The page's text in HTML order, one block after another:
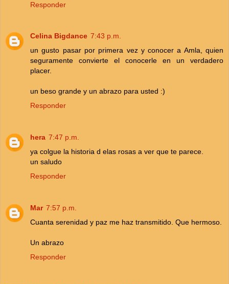
Responder
Celina Bigdance 7:43 p.m.
un gusto pasar por primera vez y conocer a Amla, quien
seguramente convierte el conocerle en un verdadero
placer.
un beso grande y un abrazo para usted :)
Responder
hera 7:47 p.m.
ya colgue la historia d elas rosas a ver que te parece.
un saludo
Responder
Mar 7:57 p.m.
Cuanta serenidad y paz me haz transmitido. Que hermoso.
Un abrazo
Responder